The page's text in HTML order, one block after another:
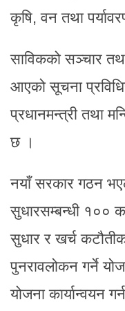
कृषि, वन तथा
साविकको सञ्चार
आएको सूचना
प्रधानमन्त्री तथा
छ ।
नयाँ सरकार गठन
सुधारसम्बन्धी १००
सुधार र खर्च
पुनरावलोकन गर्ने
योजना कार्यान्वयन